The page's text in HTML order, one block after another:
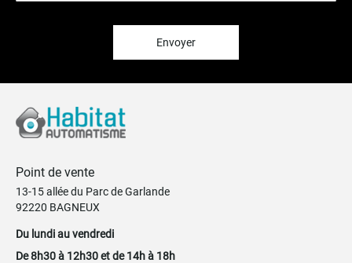
Envoyer
Point de vente
13-15 allée du Parc de Garlande
92220 BAGNEUX
Du lundi au vendredi
De 8h30 à 12h30 et de 14h à 18h